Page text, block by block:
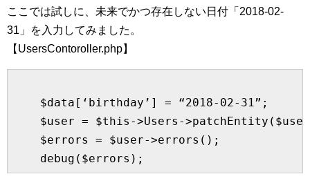
ここでは試しに、未来でかつ存在しない日付「2018-02-
31」を入力してみました。
【UsersContoroller.php】
    $data[‘birthday’] = “2018-02-31”;
$user = $this->Users-
    $errors = $user->errors();